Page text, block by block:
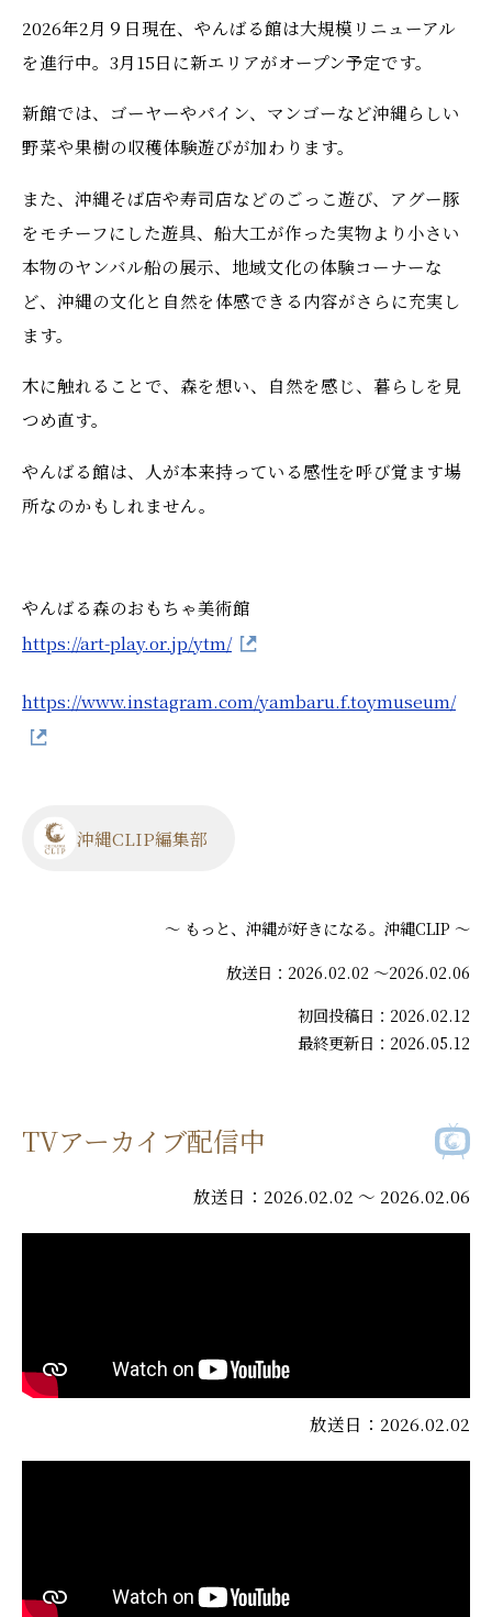
2026年2月９日現在、やんばる館は大規模リニューアル
を進行中。3月15日に新エリアがオープン予定です。
新館では、ゴーヤーやパイン、マンゴーなど沖縄らしい
野菜や果樹の収穫体験遊びが加わります。
また、沖縄そば店や寿司店などのごっこ遊び、アグー豚
をモチーフにした遊具、船大工が作った実物より小さい
本物のヤンバル船の展示、地域文化の体験コーナーな
ど、沖縄の文化と自然を体感できる内容がさらに充実し
ます。
木に触れることで、森を想い、自然を感じ、暮らしを見
つめ直す。
やんばる館は、人が本来持っている感性を呼び覚ます場
所なのかもしれません。
やんばる森のおもちゃ美術館
https://art-play.or.jp/ytm/
https://www.instagram.com/yambaru.f.toymuseum/
沖縄CLIP編集部
～ もっと、沖縄が好きになる。沖縄CLIP ～
放送日：2026.02.02 ～2026.02.06
初回投稿日：2026.02.12
最終更新日：2026.05.12
TVアーカイブ配信中
放送日：2026.02.02 ～ 2026.02.06
放送日：2026.02.02